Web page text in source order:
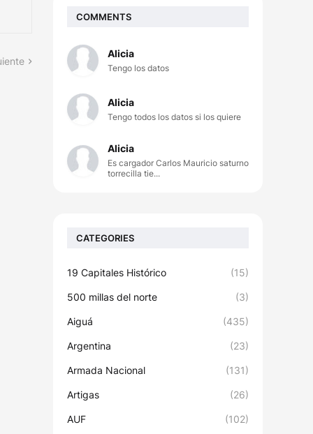
COMMENTS
Alicia
Tengo los datos
Alicia
Tengo todos los datos si los quiere
Alicia
Es cargador Carlos Mauricio saturno
torrecilla tie...
CATEGORIES
19 Capitales Histórico (15)
500 millas del norte (3)
Aiguá (435)
Argentina (23)
Armada Nacional (131)
Artigas (26)
AUF (102)